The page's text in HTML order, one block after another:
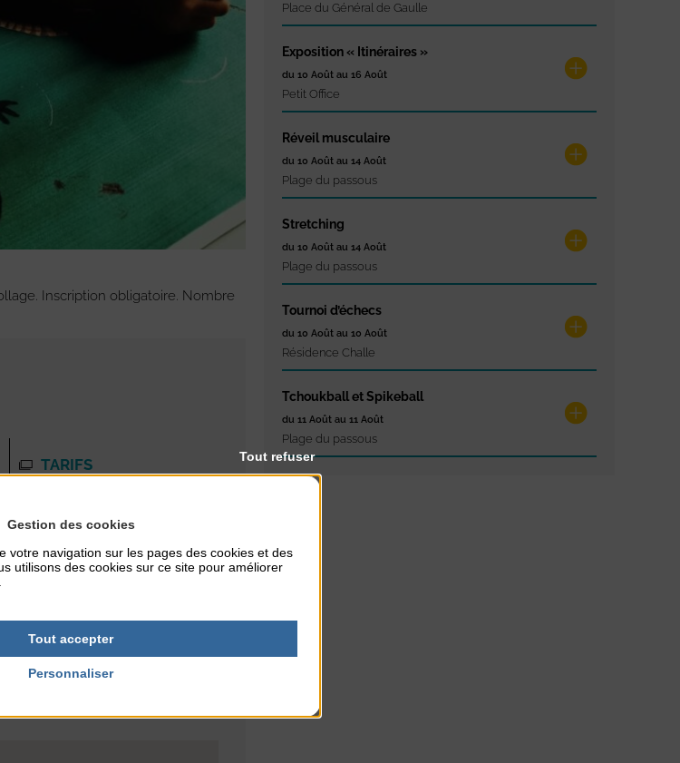
Inscription obligatoire. Nombre
TARIFS
PUBLIC
Place du Général de Gaulle
Exposition « Itinéraires »
du 10 Août au 16 Août
Petit Office
Réveil musculaire
du 10 Août au 14 Août
Plage du passous
Stretching
du 10 Août au 14 Août
Plage du passous
Tournoi d’échecs
du 10 Août au 10 Août
Résidence Challe
Tchoukball et Spikeball
du 11 Août au 11 Août
Plage du passous
Gestion des cookies
votre navigation sur les pages des cookies et des
utilisons des cookies sur ce site pour améliorer
Tout accepter
Tout refuser
Personnaliser